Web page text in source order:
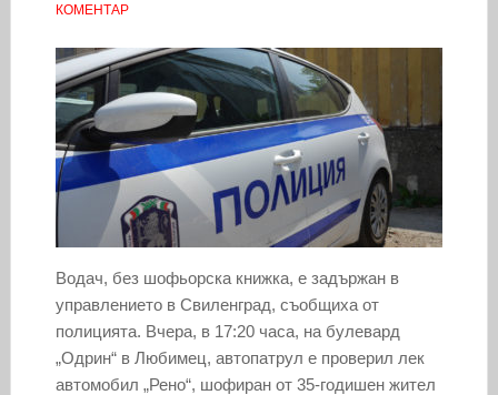
КОМЕНТАР
Водач, без шофьорска книжка, е задържан в
управлението в Свиленград, съобщиха от
полицията. Вчера, в 17:20 часа, на булевард
„Одрин“ в Любимец, автопатрул е проверил лек
автомобил „Рено“, шофиран от 35-годишен жител